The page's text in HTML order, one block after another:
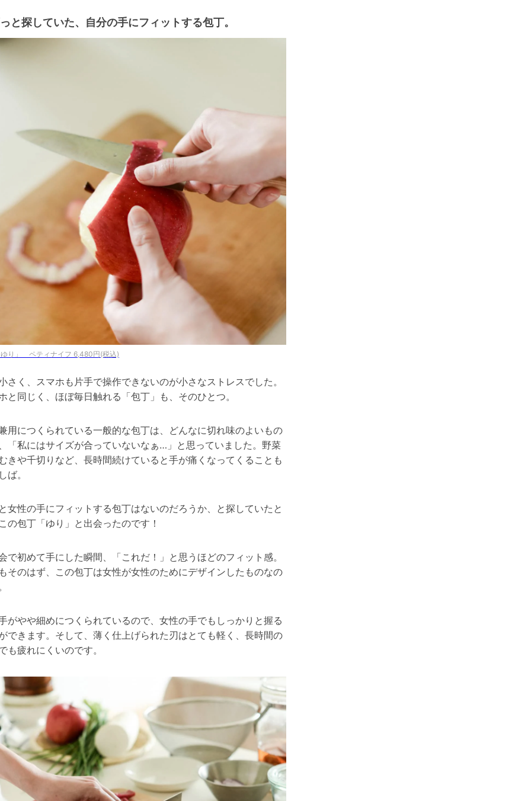
と探していた、自分の手にフィットする包丁。
り」 ペティナイフ 6,480円(税込)
さく、スマホも片手で操作できないのが小さなストレスでした。
と同じく、ほぼ毎日触れる「包丁」も、そのひとつ。
用につくられている一般的な包丁は、どんなに切れ味のよいもの
「私にはサイズが合っていないなぁ…」と思っていました。野菜
きや千切りなど、長時間続けていると手が痛くなってくることも
ば。
女性の手にフィットする包丁はないのだろうか、と探していたと
の包丁「ゆり」と出会ったのです！
で初めて手にした瞬間、「これだ！」と思うほどのフィット感。
そのはず、この包丁は女性が女性のためにデザインしたものなの
がやや細めにつくられているので、女性の手でもしっかりと握る
できます。そして、薄く仕上げられた刃はとても軽く、長時間の
も疲れにくいのです。